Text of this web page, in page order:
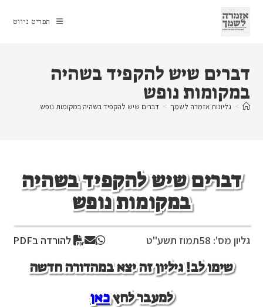
content
תפריט ניווט
דברים שיש להקפיד בשהיה
במקומות נופש
> גליונות אזמרה לשמך > דברים שיש להקפיד בשהיה במקומות נופש
דברים שיש להקפיד בשהיה
במקומות נופש
גליון מס': 58 תמוז תשע"ט להורדה בPDF
שימו לב! גיליון זה יצא במהדורה חדשה
למעבר לחץכאן